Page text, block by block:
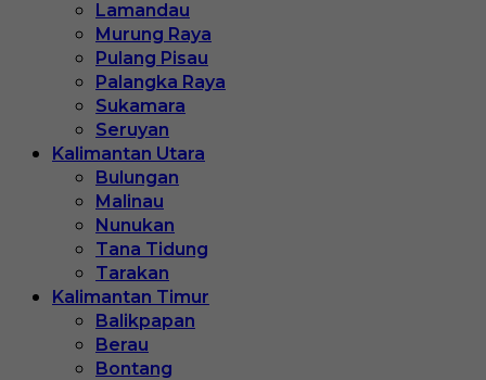
Lamandau
Murung Raya
Pulang Pisau
Palangka Raya
Sukamara
Seruyan
Kalimantan Utara
Bulungan
Malinau
Nunukan
Tana Tidung
Tarakan
Kalimantan Timur
Balikpapan
Berau
Bontang